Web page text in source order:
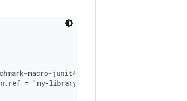
macro-junit4", version.ref = "androidx-
= "my-library" }